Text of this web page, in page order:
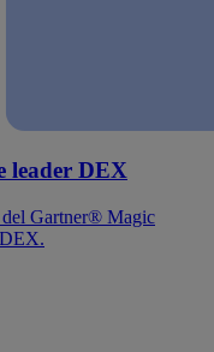
leader DEX
del Gartner® Magic